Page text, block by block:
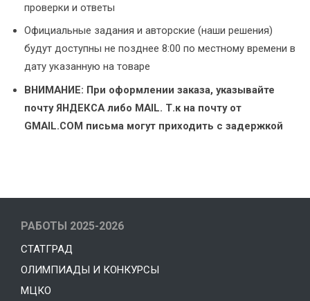
проверки и ответы
Официальные задания и авторские (наши решения)
будут доступны не позднее 8:00 по местному времени в
дату указанную на товаре
ВНИМАНИЕ: При оформлении заказа, указывайте
почту ЯНДЕКСА либо MAIL. Т.к на почту от
GMAIL.COM письма могут приходить с задержкой
РАБОТЫ 2025-2026
СТАТГРАД
ОЛИМПИАДЫ И КОНКУРСЫ
МЦКО